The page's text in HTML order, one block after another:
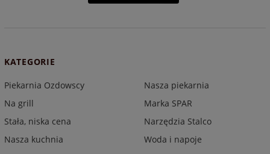
KATEGORIE
Piekarnia Ozdowscy
Na grill
Stała, niska cena
Nasza kuchnia
Nasza piekarnia
Marka SPAR
Narzędzia Stalco
Woda i napoje